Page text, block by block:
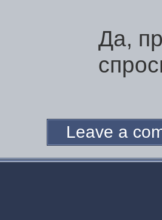
Да,
Leave a